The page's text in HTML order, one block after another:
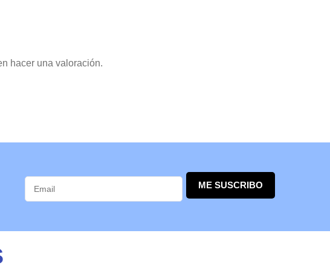
hacer una valoración.
ME SUSCRIBO